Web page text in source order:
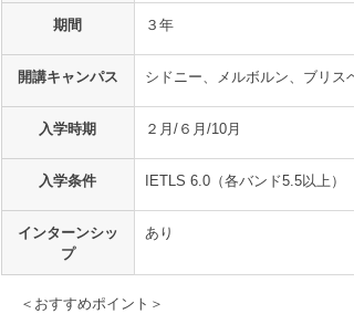
期間 ３年
開講キャンパス シドニー、メルボルン、ブリス
入学時期 ２月/６月/10月
入学条件 IETLS 6.0（各バンド5.5以上）
インターンシッ
プ
あり
＜おすすめポイント＞